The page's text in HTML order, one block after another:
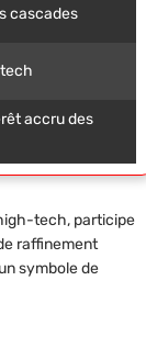
cascades
accru des
tech, participe
raffinement
symbole de